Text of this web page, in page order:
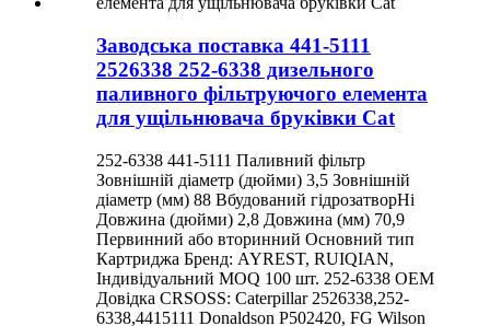
Заводська поставка 441-5111
2526338 252-6338 дизельного
паливного фільтруючого елемента
для ущільнювача бруківки Cat
252-6338 441-5111 Паливний фільтр
Зовнішній діаметр (дюйми) 3,5 Зовнішній
діаметр (мм) 88 Вбудований гідрозатворНі
Довжина (дюйми) 2,8 Довжина (мм) 70,9
Первинний або вторинний Основний тип
Картриджа Бренд: AYREST, RUIQIAN,
Індивідуальний MOQ 100 шт. 252-6338 OEM
Довідка CRSOSS: Caterpillar 2526338,252-
6338,4415111 Donaldson P502420, FG Wilson